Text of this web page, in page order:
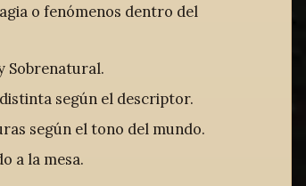
o fenómenos dentro del
Sobrenatural.
según el descriptor.
según el tono del mundo.
a la mesa.